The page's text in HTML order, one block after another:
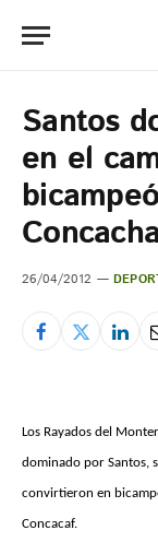
Santos
en el
26/04/2012
Los Rayados del
dominado por Santos,
convirtieron en
Concacaf.